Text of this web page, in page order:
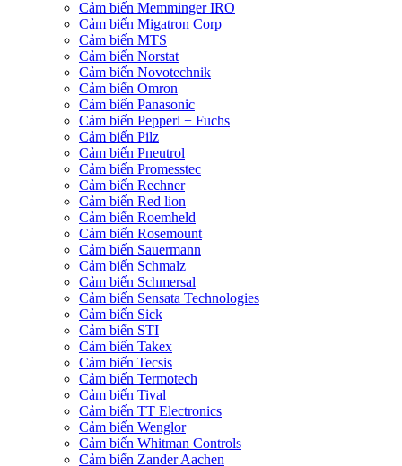
Cảm biến Memminger IRO
Cảm biến Migatron Corp
Cảm biến MTS
Cảm biến Norstat
Cảm biến Novotechnik
Cảm biến Omron
Cảm biến Panasonic
Cảm biến Pepperl + Fuchs
Cảm biến Pilz
Cảm biến Pneutrol
Cảm biến Promesstec
Cảm biến Rechner
Cảm biến Red lion
Cảm biến Roemheld
Cảm biến Rosemount
Cảm biến Sauermann
Cảm biến Schmalz
Cảm biến Schmersal
Cảm biến Sensata Technologies
Cảm biến Sick
Cảm biến STI
Cảm biến Takex
Cảm biến Tecsis
Cảm biến Termotech
Cảm biến Tival
Cảm biến TT Electronics
Cảm biến Wenglor
Cảm biến Whitman Controls
Cảm biến Zander Aachen